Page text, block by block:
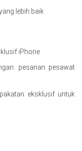
lebih baik
iPhone
pesanan pesawat
eksklusif untuk